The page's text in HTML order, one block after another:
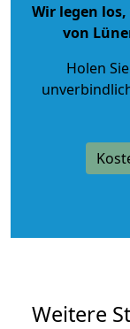
Wir legen
von
Holen
Weitere